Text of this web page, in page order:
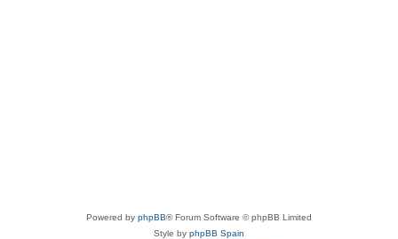
Powered by phpBB® Forum Software © phpBB Limited
Style by phpBB Spain